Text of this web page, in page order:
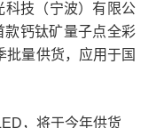
科技（宁波）有限公
款钙钛矿量子点全彩
批量供货，应用于国